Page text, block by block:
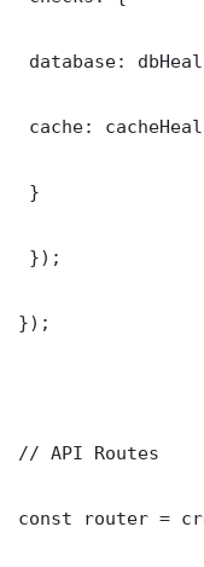
database:
cache:
}
});
});
// API Routes
const router =